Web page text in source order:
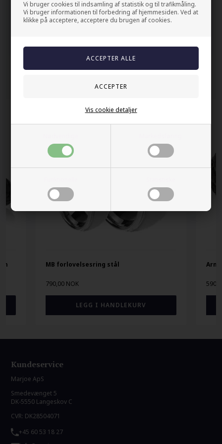
Vi bruger cookies til indsamling af statistik og til trafikmåling.
Vi bruger informationen til forbedring af hjemmesiden. Ved at
klikke på acceptere, acceptere du brugen af cookies.
Vis cookie detaljer
100% nikkelfrit
Andre kjøpte også
MB forlovelsesring stål
790,00 NOK
Kundeservice
Marjoe ApS
Smedevænget 5
DK-5550 Langeskov C
CVR: DK28504071
+45 60 53 18 27